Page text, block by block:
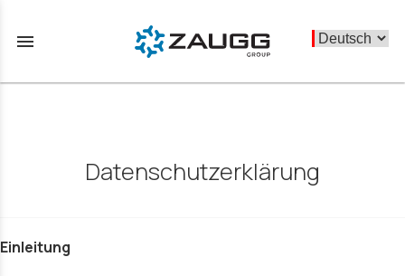
menu
Datenschutzerklärung
Einleitung